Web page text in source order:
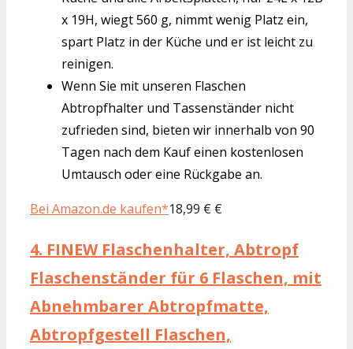
x 19H, wiegt 560 g, nimmt wenig Platz ein,
spart Platz in der Küche und er ist leicht zu
reinigen.
Wenn Sie mit unseren Flaschen
Abtropfhalter und Tassenständer nicht
zufrieden sind, bieten wir innerhalb von 90
Tagen nach dem Kauf einen kostenlosen
Umtausch oder eine Rückgabe an.
Bei Amazon.de kaufen*18,99 € €
4. FINEW Flaschenhalter, Abtropf
Flaschenständer für 6 Flaschen, mit
Abnehmbarer Abtropfmatte,
Abtropfgestell Flaschen,